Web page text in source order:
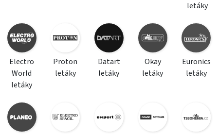
letáky
Electro
World
letáky
Proton
letáky
Datart
letáky
Okay
letáky
Euronics
letáky